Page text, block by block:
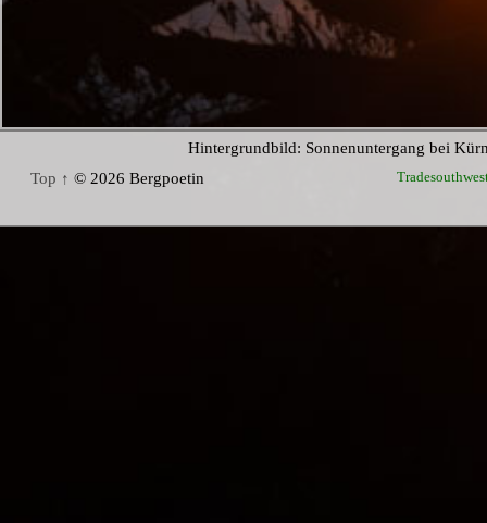
Hintergrundbild: Sonnenuntergang bei
Top ↑ © 2026 Bergpoetin